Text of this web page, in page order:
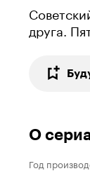
друга.
О
Год